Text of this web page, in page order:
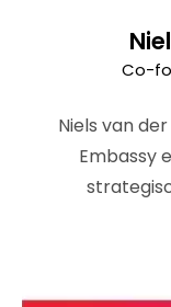
Co-
Niels van
Embassy